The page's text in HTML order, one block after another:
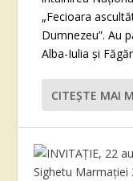
„Fecioara
Dumnezeu”. Au
Alba-Iulia și
CITEŞTE MAI